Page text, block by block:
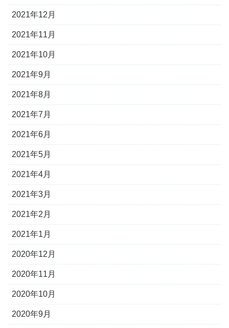
2021年12月
2021年11月
2021年10月
2021年9月
2021年8月
2021年7月
2021年6月
2021年5月
2021年4月
2021年3月
2021年2月
2021年1月
2020年12月
2020年11月
2020年10月
2020年9月